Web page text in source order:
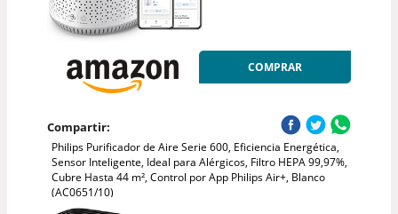
COMPRAR
Compartir:
Philips Purificador de Aire Serie 600, Eficiencia Energética,
Sensor Inteligente, Ideal para Alérgicos, Filtro HEPA 99,97%,
Cubre Hasta 44 m², Control por App Philips Air+, Blanco
(AC0651/10)